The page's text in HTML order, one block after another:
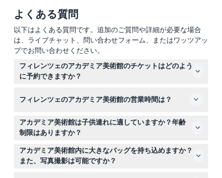
よくある質問
以下はよくある質問です。追加のご質問や詳細が必要な場合
は、ライブチャット、問い合わせフォーム、またはワッツアッ
プでお問い合わせください。
フィレンツェのアカデミア美術館のチケットはどのよう
に予約できますか？
予約でき、列に並ばずに希望の日に入場を保証します。
フィレンツェのアカデミア美術館の営業時間は？
美術館は火曜日から日曜日の午前8時15分から午後6時50
分まで開館し、最終入場は午後6時20分です。月曜日、1
月1日、12月25日は閉館しています（変更の可能性がある
ため予約時にご確認ください）。
アカデミア美術館は子供連れに適していますか？年齢
制限はありますか？
0～5歳の子供は無料で入場できますが、支払いをする大
人の同伴が必要です。6歳以上の子供は通常の入場料がか
かります。
アカデミア美術館内に大きなバッグを持ち込めますか？
また、写真撮影は可能ですか？